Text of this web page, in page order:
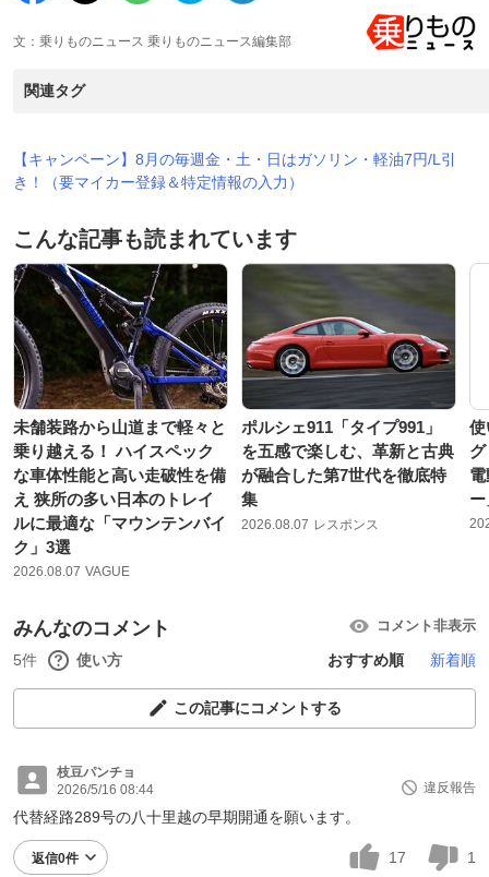
文：乗りものニュース 乗りものニュース編集部
関連タグ
【キャンペーン】8月の毎週金・土・日はガソリン・軽油7円/L引
き！（要マイカー登録＆特定情報の入力）
こんな記事も読まれています
未舗装路から山道まで軽々と
乗り越える！ ハイスペック
な車体性能と高い走破性を備
え 狭所の多い日本のトレイ
ルに最適な「マウンテンバイ
ク」3選
2026.08.07 VAGUE
ポルシェ911「タイプ991」
を五感で楽しむ、革新と古典
が融合した第7世代を徹底特
集
2026.08.07 レスポンス
使
みんなのコメント コメント非表示
5件 使い方 おすすめ順 新着順
この記事にコメントする
枝豆パンチョ
2026/5/16 08:44
違反報告
代替経路289号の八十里越の早期開通を願います。
返信0件 17 1